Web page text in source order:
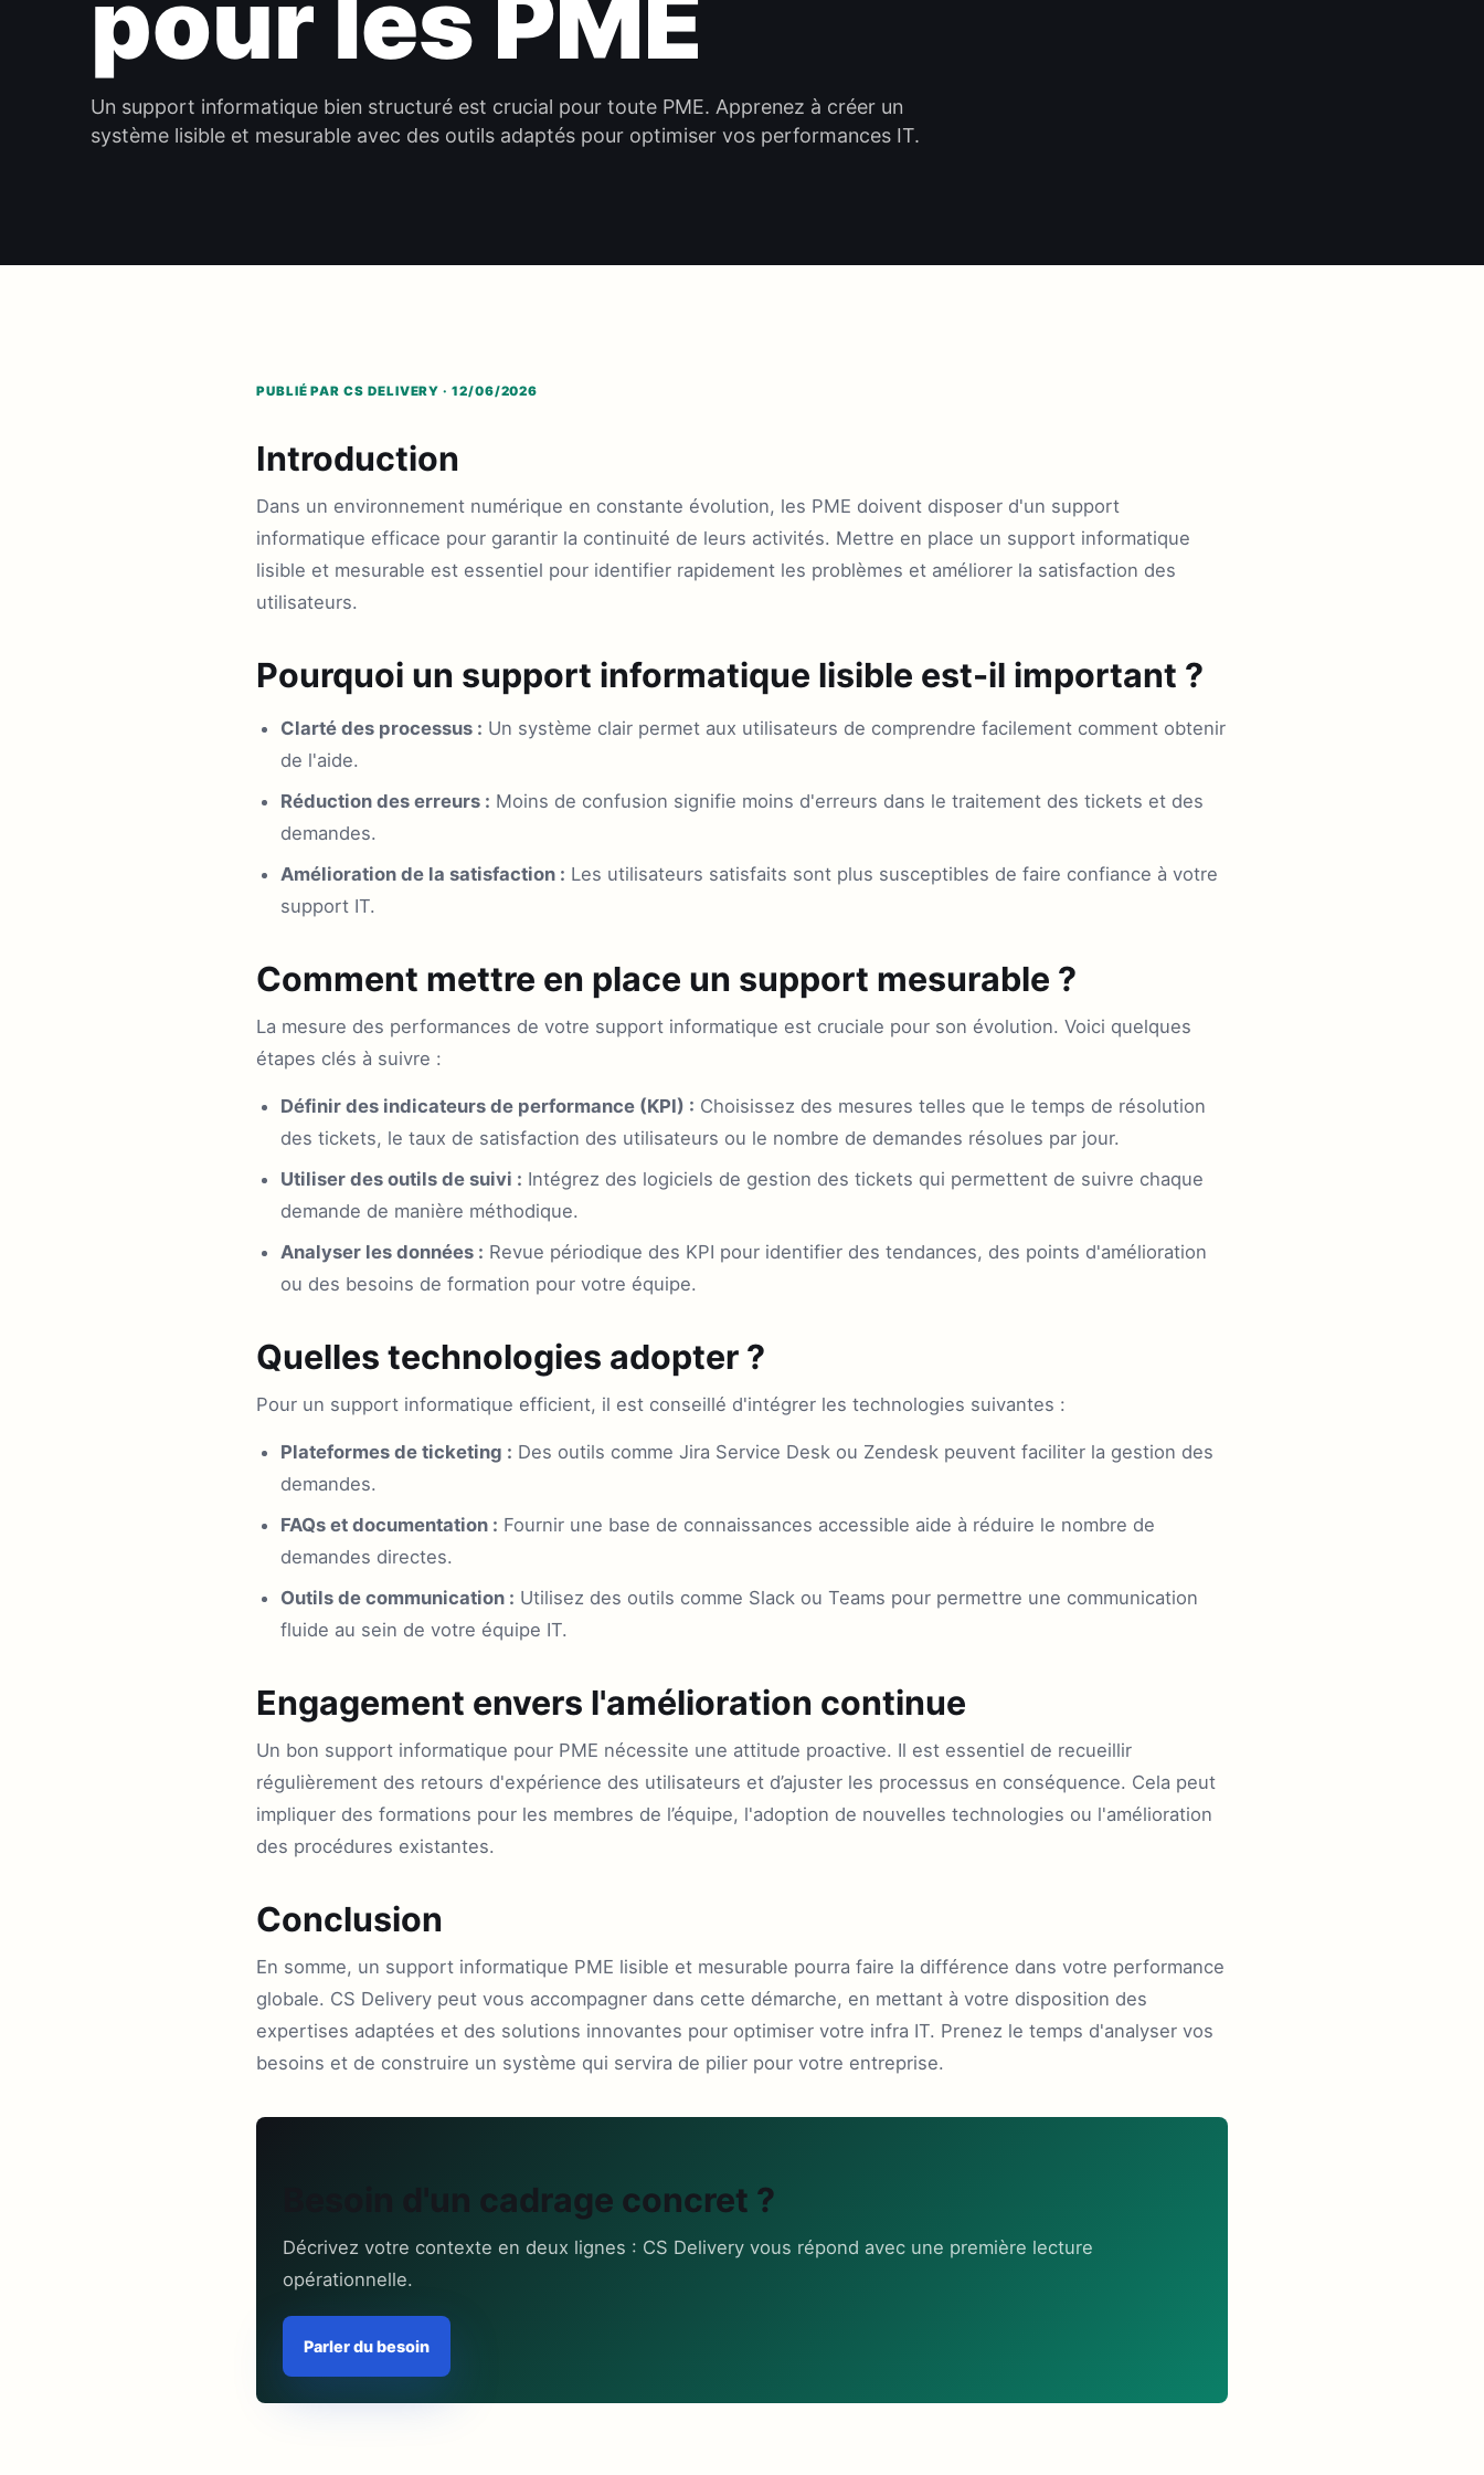
pour les PME
Un support informatique bien structuré est crucial pour toute PME. Apprenez à créer un
système lisible et mesurable avec des outils adaptés pour optimiser vos performances IT.
PUBLIÉ PAR CS DELIVERY · 12/06/2026
Introduction
Dans un environnement numérique en constante évolution, les PME doivent disposer d'un support
informatique efficace pour garantir la continuité de leurs activités. Mettre en place un support informatique
lisible et mesurable est essentiel pour identifier rapidement les problèmes et améliorer la satisfaction des
utilisateurs.
Pourquoi un support informatique lisible est-il important ?
Clarté des processus : Un système clair permet aux utilisateurs de comprendre facilement comment obtenir
de l'aide.
Réduction des erreurs : Moins de confusion signifie moins d'erreurs dans le traitement des tickets et des
demandes.
Amélioration de la satisfaction : Les utilisateurs satisfaits sont plus susceptibles de faire confiance à votre
support IT.
Comment mettre en place un support mesurable ?
La mesure des performances de votre support informatique est cruciale pour son évolution. Voici quelques
étapes clés à suivre :
Définir des indicateurs de performance (KPI) : Choisissez des mesures telles que le temps de résolution
des tickets, le taux de satisfaction des utilisateurs ou le nombre de demandes résolues par jour.
Utiliser des outils de suivi : Intégrez des logiciels de gestion des tickets qui permettent de suivre chaque
demande de manière méthodique.
Analyser les données : Revue périodique des KPI pour identifier des tendances, des points d'amélioration
ou des besoins de formation pour votre équipe.
Quelles technologies adopter ?
Pour un support informatique efficient, il est conseillé d'intégrer les technologies suivantes :
Plateformes de ticketing : Des outils comme Jira Service Desk ou Zendesk peuvent faciliter la gestion des
demandes.
FAQs et documentation : Fournir une base de connaissances accessible aide à réduire le nombre de
demandes directes.
Outils de communication : Utilisez des outils comme Slack ou Teams pour permettre une communication
fluide au sein de votre équipe IT.
Engagement envers l'amélioration continue
Un bon support informatique pour PME nécessite une attitude proactive. Il est essentiel de recueillir
régulièrement des retours d'expérience des utilisateurs et d’ajuster les processus en conséquence. Cela peut
impliquer des formations pour les membres de l’équipe, l'adoption de nouvelles technologies ou l'amélioration
des procédures existantes.
Conclusion
En somme, un support informatique PME lisible et mesurable pourra faire la différence dans votre performance
globale. CS Delivery peut vous accompagner dans cette démarche, en mettant à votre disposition des
expertises adaptées et des solutions innovantes pour optimiser votre infra IT. Prenez le temps d'analyser vos
besoins et de construire un système qui servira de pilier pour votre entreprise.
Besoin d'un cadrage concret ?
Décrivez votre contexte en deux lignes : CS Delivery vous répond avec une première lecture
opérationnelle.
Parler du besoin